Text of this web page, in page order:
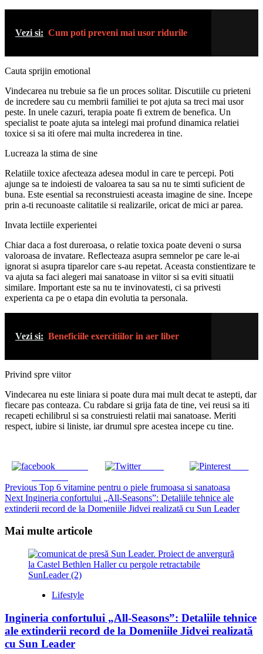
Vezi si: Cum poti preveni mai usor ridurile
Cauta sprijin emotional
Vindecarea nu trebuie sa fie un proces solitar. Discutiile cu prieteni
de incredere sau cu membrii familiei te pot ajuta sa treci mai usor
peste. In unele cazuri, terapia poate fi extrem de benefica. Un
specialist te poate ajuta sa intelegi mai profund dinamica relatiei
toxice si sa iti ofere mai multa increderea in tine.
Lucreaza la stima de sine
Relatiile toxice afecteaza adesea modul in care te percepi. Poti
ajunge sa te indoiesti de valoarea ta sau sa nu te simti suficient de
buna. Este esential sa reconstruiesti aceasta imagine de sine. Incepe
prin a-ti recunoaste calitatile si realizarile, oricat de mici ar parea.
Invata lectiile experientei
Chiar daca a fost dureroasa, o relatie toxica poate deveni o sursa
valoroasa de invatare. Reflecteaza asupra semnelor pe care le-ai
ignorat si asupra tiparelor care s-au repetat. Aceasta constientizare te
va ajuta sa faci alegeri mai sanatoase in viitor si sa eviti situatii
similare. Important este sa nu te invinovatesti, ci sa privesti
experienta ca pe o etapa din evolutia ta personala.
Vezi si: Beneficiile exercitiilor in aer liber
Privind spre viitor
Vindecarea nu este liniara si poate dura mai mult decat te astepti, dar
fiecare pas conteaza. Cu rabdare si grija fata de tine, vei reusi sa iti
recapeti echilibrul si sa construiesti relatii mai sanatoase. Meriti
respect, iubire si liniste, iar drumul spre acestea incepe cu tine.
Tweet Save
Continue
Reading
Previous Top 6 vitamine pentru o piele frumoasa si sanatoasa
Next Ingineria confortului „All-Seasons”: Detaliile tehnice ale
extinderii record de la Domeniile Jidvei realizată cu Sun Leader
Mai multe articole
Lifestyle
Ingineria confortului „All-Seasons”: Detaliile tehnice
ale extinderii record de la Domeniile Jidvei realizată
cu Sun Leader